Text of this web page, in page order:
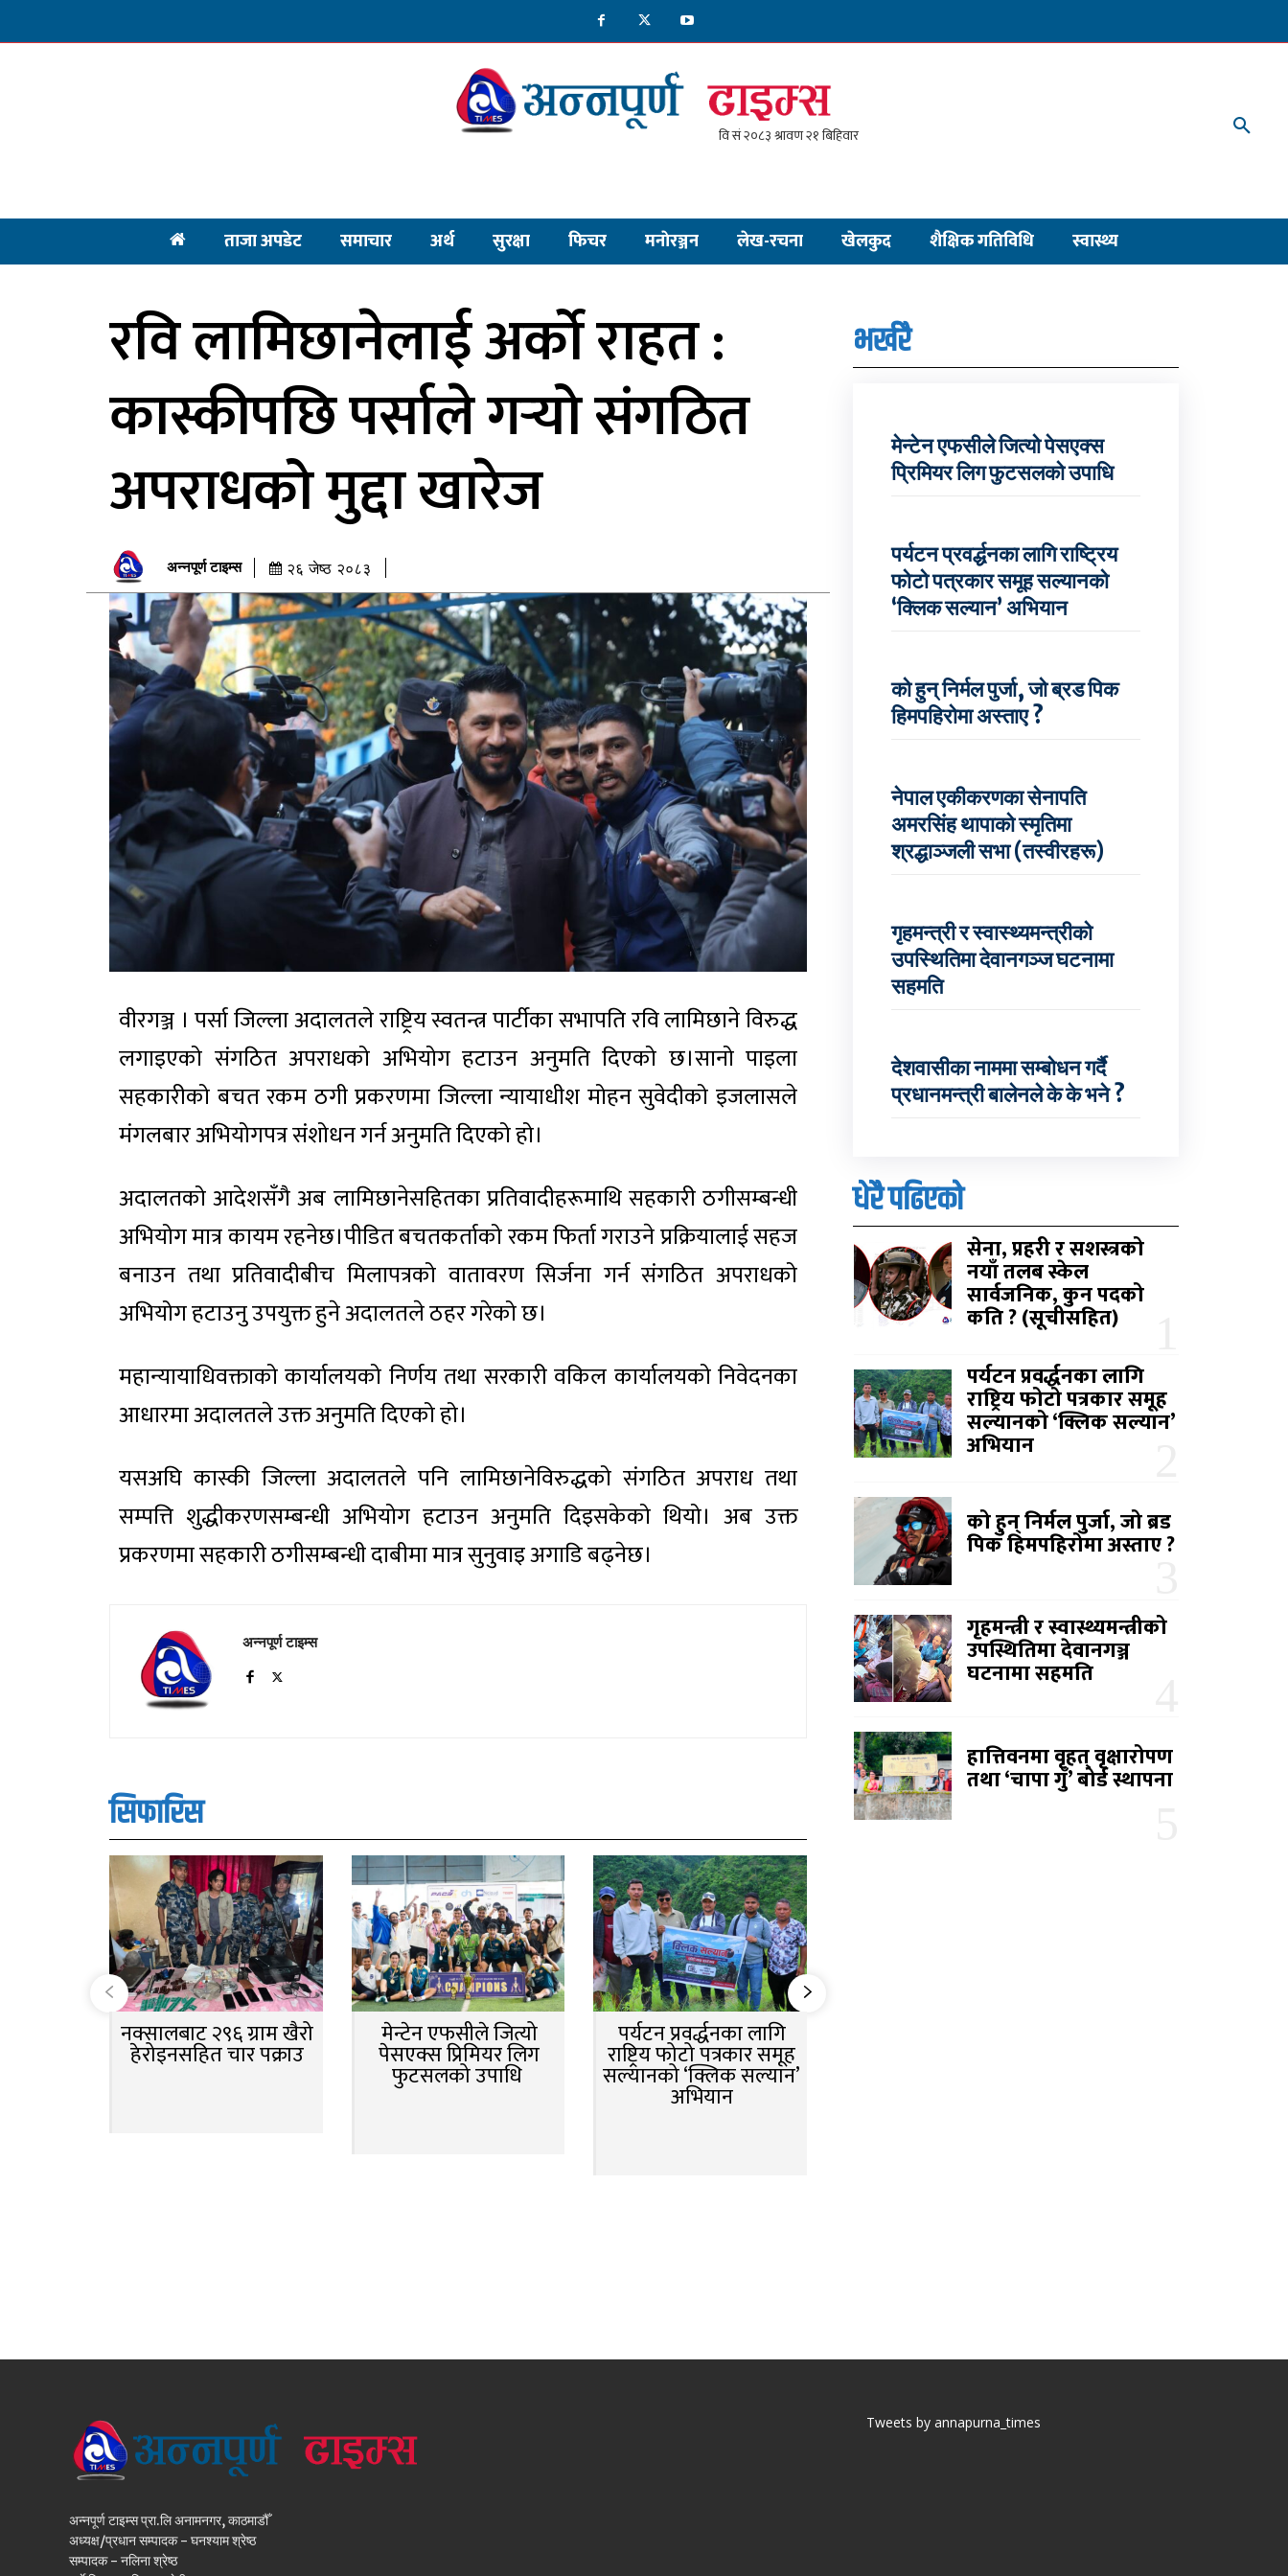
ताजा अपडेट समाचार अर्थ सुरक्षा फिचर मनाेरञ्जन लेख-रचना खेलकुद शैक्षिक गतिविधि स्वास्थ्य
रवि लामिछानेलाई अर्को राहत :
कास्कीपछि पर्साले गर्‍यो संगठित
अपराधको मुद्दा खारेज
अन्नपूर्ण टाइम्स २६ जेष्ठ २०८३
वीरगञ्ज । पर्सा जिल्ला अदालतले राष्ट्रिय स्वतन्त्र पार्टीका सभापति रवि लामिछाने विरुद्ध
लगाइएको संगठित अपराधको अभियोग हटाउन अनुमति दिएको छ।सानो पाइला
सहकारीको बचत रकम ठगी प्रकरणमा जिल्ला न्यायाधीश मोहन सुवेदीको इजलासले
मंगलबार अभियोगपत्र संशोधन गर्न अनुमति दिएको हो।
अदालतको आदेशसँगै अब लामिछानेसहितका प्रतिवादीहरूमाथि सहकारी ठगीसम्बन्धी
अभियोग मात्र कायम रहनेछ।पीडित बचतकर्ताको रकम फिर्ता गराउने प्रक्रियालाई सहज
बनाउन तथा प्रतिवादीबीच मिलापत्रको वातावरण सिर्जना गर्न संगठित अपराधको
अभियोग हटाउनु उपयुक्त हुने अदालतले ठहर गरेको छ।
महान्यायाधिवक्ताको कार्यालयको निर्णय तथा सरकारी वकिल कार्यालयको निवेदनका
आधारमा अदालतले उक्त अनुमति दिएको हो।
यसअघि कास्की जिल्ला अदालतले पनि लामिछानेविरुद्धको संगठित अपराध तथा
सम्पत्ति शुद्धीकरणसम्बन्धी अभियोग हटाउन अनुमति दिइसकेको थियो। अब उक्त
प्रकरणमा सहकारी ठगीसम्बन्धी दाबीमा मात्र सुनुवाइ अगाडि बढ्नेछ।
अन्नपूर्ण टाइम्स
सिफारिस
नक्सालबाट २९६ ग्राम खैरो
हेरोइनसहित चार पक्राउ
मेन्टेन एफसीले जित्यो
पेसएक्स प्रिमियर लिग
फुटसलको उपाधि
पर्यटन प्रवर्द्धनका लागि
राष्ट्रिय फोटो पत्रकार समूह
सल्यानको ‘क्लिक सल्यान’
अभियान
भर्खरै
मेन्टेन एफसीले जित्यो पेसएक्स
प्रिमियर लिग फुटसलको उपाधि
पर्यटन प्रवर्द्धनका लागि राष्ट्रिय
फोटो पत्रकार समूह सल्यानको
‘क्लिक सल्यान’ अभियान
को हुन् निर्मल पुर्जा, जो ब्रड पिक
हिमपहिरोमा अस्ताए ?
नेपाल एकीकरणका सेनापति
अमरसिंह थापाको स्मृतिमा
श्रद्धाञ्जली सभा (तस्वीरहरू)
गृहमन्त्री र स्वास्थ्यमन्त्रीको
उपस्थितिमा देवानगञ्ज घटनामा
सहमति
देशवासीका नाममा सम्बोधन गर्दै
प्रधानमन्त्री बालेनले के के भने ?
धेरै पढिएको
सेना, प्रहरी र सशस्त्रको
नयाँ तलब स्केल
सार्वजनिक, कुन पदको
कति ? (सूचीसहित)
पर्यटन प्रवर्द्धनका लागि
राष्ट्रिय फोटो पत्रकार समूह
सल्यानको ‘क्लिक सल्यान’
अभियान
को हुन् निर्मल पुर्जा, जो ब्रड
पिक हिमपहिरोमा अस्ताए ?
गृहमन्त्री र स्वास्थ्यमन्त्रीको
उपस्थितिमा देवानगञ्ज
घटनामा सहमति
हात्तिवनमा वृहत् वृक्षारोपण
तथा ‘चापा गुँ’ बोर्ड स्थापना
अन्नपूर्ण टाइम्स प्रा.लि अनामनगर, काठमाडौँ
अध्यक्ष/प्रधान सम्पादक - घनश्याम श्रेष्ठ
सम्पादक - नलिना श्रेष्ठ
Tweets by annapurna_times